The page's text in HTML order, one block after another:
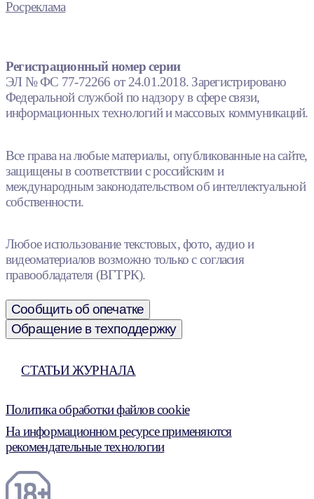
Росреклама
Регистрационный номер серии
ЭЛ № ФС 77-72266 от 24.01.2018. Зарегистрировано
Федеральной службой по надзору в сфере связи,
информационных технологий и массовых коммуникаций.
Все права на любые материалы, опубликованные на сайте,
защищены в соответствии с российским и
международным законодательством об интеллектуальной
собственности.
Любое использование текстовых, фото, аудио и
видеоматериалов возможно только с согласия
правообладателя (ВГТРК).
Сообщить об опечатке
Обращение в техподдержку
СТАТЬИ ЖУРНАЛА
Политика обработки файлов cookie
На информационном ресурсе применяются
рекомендательные технологии